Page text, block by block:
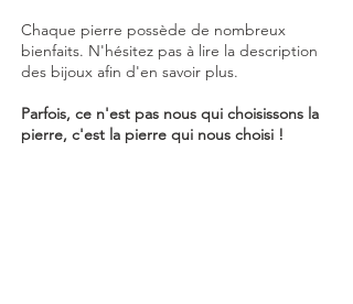
Chaque pierre possède de nombreux
bienfaits. N'hésitez pas à lire la description
des bijoux afin d'en savoir plus.
Parfois, ce n'est pas nous qui choisissons la
pierre, c'est la pierre qui nous choisi !